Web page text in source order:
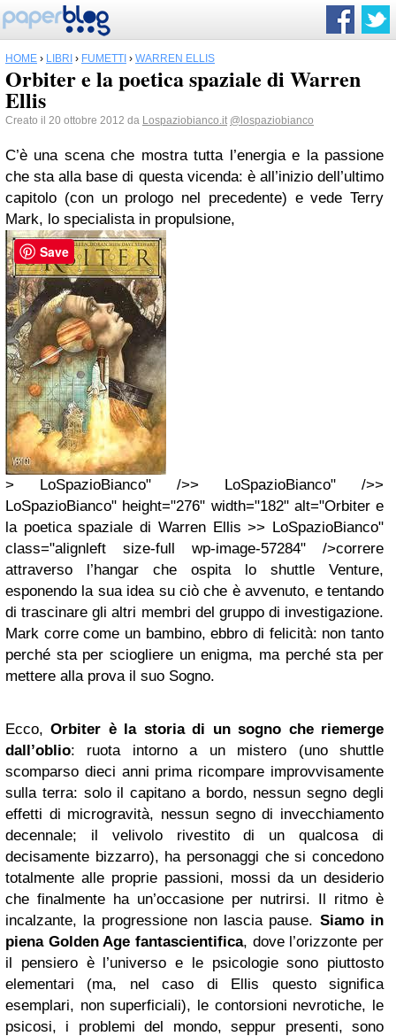
HOME › LIBRI › FUMETTI › WARREN ELLIS
Orbiter e la poetica spaziale di Warren
Ellis
Creato il 20 ottobre 2012 da Lospaziobianco.it @lospaziobianco
C’è una scena che mostra tutta l’energia e la passione
che sta alla base di questa vicenda: è all’inizio dell’ultimo
capitolo (con un prologo nel precedente) e vede Terry
Mark, lo specialista in propulsione,
> LoSpazioBianco" />> LoSpazioBianco" />>
LoSpazioBianco" height="276" width="182" alt="Orbiter e
la poetica spaziale di Warren Ellis >> LoSpazioBianco"
class="alignleft size-full wp-image-57284" />correre
attraverso l’hangar che ospita lo shuttle Venture,
esponendo la sua idea su ciò che è avvenuto, e tentando
di trascinare gli altri membri del gruppo di investigazione.
Mark corre come un bambino, ebbro di felicità: non tanto
perché sta per sciogliere un enigma, ma perché sta per
mettere alla prova il suo Sogno.
Ecco,Orbiter è la storia di un sogno che riemerge
dall’oblio: ruota intorno a un mistero (uno shuttle
scomparso dieci anni prima ricompare improvvisamente
sulla terra: solo il capitano a bordo, nessun segno degli
effetti di microgravità, nessun segno di invecchiamento
decennale; il velivolo rivestito di un qualcosa di
decisamente bizzarro), ha personaggi che si concedono
totalmente alle proprie passioni, mossi da un desiderio
che finalmente ha un’occasione per nutrirsi. Il ritmo è
incalzante, la progressione non lascia pause. Siamo in
piena Golden Age fantascientifica, dove l’orizzonte per
il pensiero è l’universo e le psicologie sono piuttosto
elementari (ma, nel caso di Ellis questo significa
esemplari, non superficiali), le contorsioni nevrotiche, le
psicosi, i problemi del mondo, seppur presenti, sono
Save